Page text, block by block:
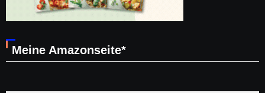
Meine Amazonseite*